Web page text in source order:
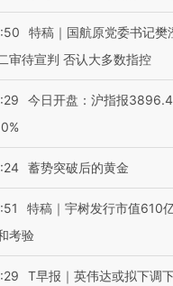
特稿｜国航原党委书记
审待宣判 否认大多数指控
今日开盘：沪指报
蓄势突破后的黄金
特稿｜宇树发行市值610
考验
T早报｜英伟达或拟下调